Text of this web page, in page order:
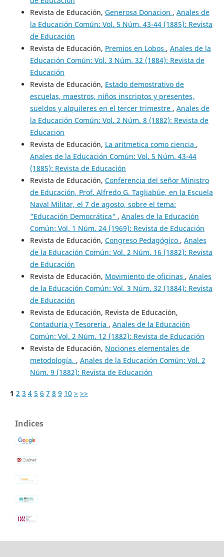
Revista de Educación, Generosa Donacion , Anales de
la Educación Común: Vol. 5 Núm. 43-44 (1885): Revista
de Educación
Revista de Educación, Premios en Lobos , Anales de la
Educación Común: Vol. 3 Núm. 32 (1884): Revista de
Educación
Revista de Educación, Estado demostrativo de
escuelas, maestros, niños inscriptos y presentes,
sueldos y alquileres en el tercer trimestre , Anales de
la Educación Común: Vol. 2 Núm. 8 (1882): Revista de
Educacion
Revista de Educación, La aritmetica como ciencia ,
Anales de la Educación Común: Vol. 5 Núm. 43-44
(1885): Revista de Educación
Revista de Educación, Conferencia del señor Ministro
de Educación, Prof. Alfredo G. Tagliabúe, en la Escuela
Naval Militar, el 7 de agosto, sobre el tema:
"Educación Democrática" , Anales de la Educación
Común: Vol. 1 Núm. 24 (1969): Revista de Educación
Revista de Educación, Congreso Pedagógico , Anales
de la Educación Común: Vol. 2 Núm. 16 (1882): Revista
de Educación
Revista de Educación, Movimiento de oficinas , Anales
de la Educación Común: Vol. 3 Núm. 32 (1884): Revista
de Educación
Revista de Educación, Revista de Educación,
Contaduría y Tesorería , Anales de la Educación
Común: Vol. 2 Núm. 12 (1882): Revista de Educación
Revista de Educación, Nociones elementales de
metodología. , Anales de la Educación Común: Vol. 2
Núm. 9 (1882): Revista de Educación
1 2 3 4 5 6 7 8 9 10 > >>
Indices